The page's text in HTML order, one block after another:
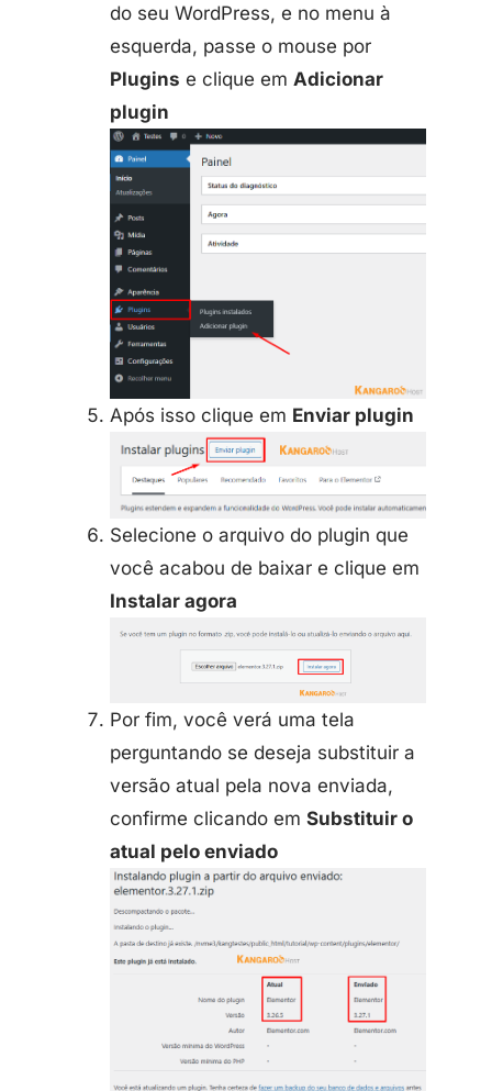
do seu WordPress, e no menu à
esquerda, passe o mouse por
Plugins e clique em Adicionar
plugin
Após isso clique em Enviar plugin
Selecione o arquivo do plugin que
você acabou de baixar e clique em
Instalar agora
Por fim, você verá uma tela
perguntando se deseja substituir a
versão atual pela nova enviada,
confirme clicando em Substituir o
atual pelo enviado